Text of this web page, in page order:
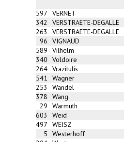
597 VERNET
342
VERSTRAETE-DEGALLE
263
VERSTRAETE-DEGALLE
96
VIGNAUD
589
Vilhelm
340
Voldoire
264 Vrazitulis
541
Wagner
253
Wandel
378
Wang
29
Warmuth
603
Weid
497
WEISZ
5
Westerhoff